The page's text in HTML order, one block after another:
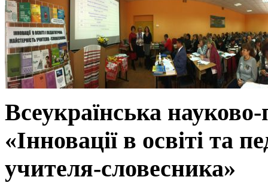
Всеукраїнська
«Інновації в освіті та
учителя-словесника»